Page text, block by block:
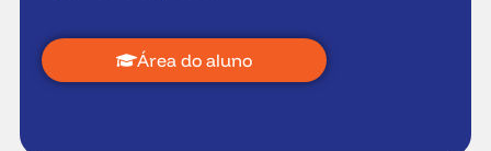
Área do aluno